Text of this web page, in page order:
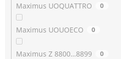
Maximus UOQUATTRO 0
Maximus UOUOECO 0
Maximus Z 8800…8899 0